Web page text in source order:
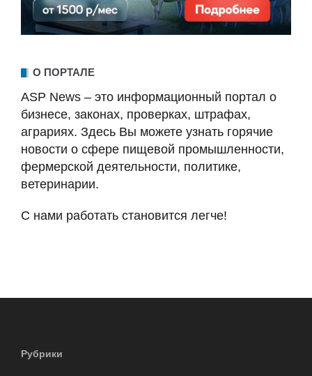
О ПОРТАЛЕ
ASP News – это информационный портал о
бизнесе, законах, проверках, штрафах,
аграриях. Здесь Вы можете узнать горячие
новости о сфере пищевой промышленности,
фермерской деятельности, политике,
ветеринарии.
С нами работать становится легче!
Рубрики